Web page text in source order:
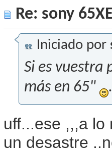
Re: sony
Iniciado por
Si es vuestra
más en 65"
.
uff...ese ,,,a lo
un desastre